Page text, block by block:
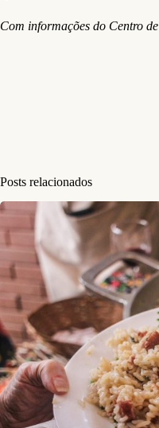
Com informações do Centro
Posts relacionados